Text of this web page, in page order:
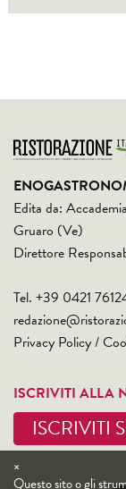
Edita da:
Gruaro (Ve)
Direttore
Tel. +39 0421
Privacy Policy/
ISCRIVITI ALLA
ISCRIVITI
×
Questo sito o gli